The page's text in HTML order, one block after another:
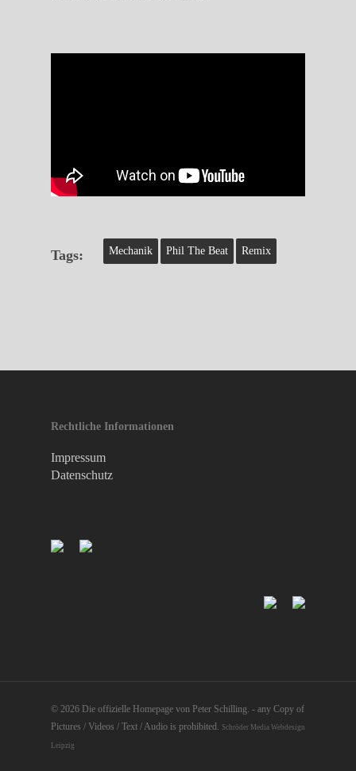
Tags: Mechanik Phil The Beat Remix
Rechtliche Informationen
Impressum
Datenschutz
© 2026 Die offizielle Homepage von Peter Schilling. - any Copy of
Pictures / Videos / Text / Audio is prohibited. Schröder Media Webdesign
Leipzig